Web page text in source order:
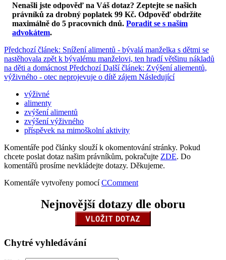
Nenašli jste odpověď na Váš dotaz? Zeptejte se našich
právníků za drobný poplatek 99 Kč. Odpověď obdržíte
maximálně do 5 pracovních dnů. Poradit se s naším
advokátem.
Předchozí článek: Snížení alimentů - bývalá manželka s dětmi se
nastěhovala zpět k bývalému manželovi, ten hradí většinu nákladů
na děti a domácnost Předchozí Další článek: Zvýšení aliementů,
výživného - otec neprojevuje o dítě zájem Následující
výživné
alimenty
zvýšení alimentů
zvýšení výživného
příspěvek na mimoškolní aktivity
Komentáře pod články slouží k okomentování stránky. Pokud
chcete poslat dotaz našim právníkům, pokračujte ZDE. Do
komentářů prosíme nevkládejte dotazy. Děkujeme.
Komentáře vytvořeny pomocíCComment
Nejnovější dotazy dle oboru
Chytré vyhledávání